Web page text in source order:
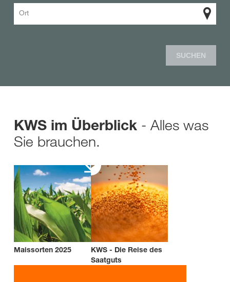
Ort
SUCHEN
KWS im Überblick - Alles was
Sie brauchen.
Maissorten 2025
KWS - Die Reise des
Saatguts